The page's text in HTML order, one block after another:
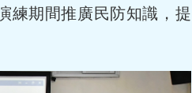
練期間推廣民防知識，提